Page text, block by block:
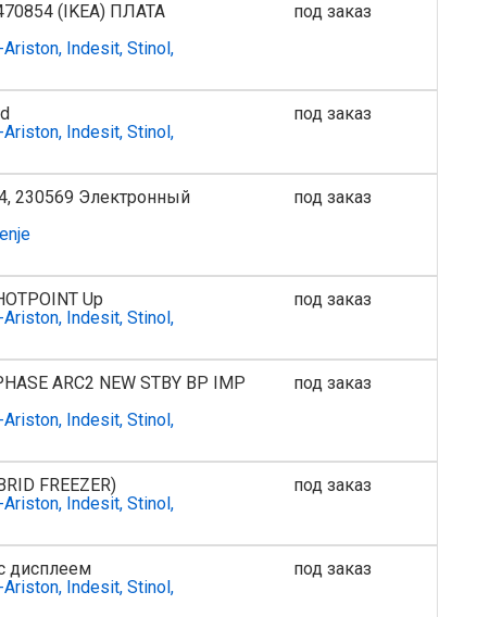
(IKEA) ПЛАТА
Indesit, Stinol,
под заказ
Indesit, Stinol,
под заказ
230569 Электронный
под заказ
Up
Indesit, Stinol,
под заказ
ARC2 NEW STBY BP IMP
Indesit, Stinol,
под заказ
FREEZER)
Indesit, Stinol,
под заказ
дисплеем
Indesit, Stinol,
под заказ